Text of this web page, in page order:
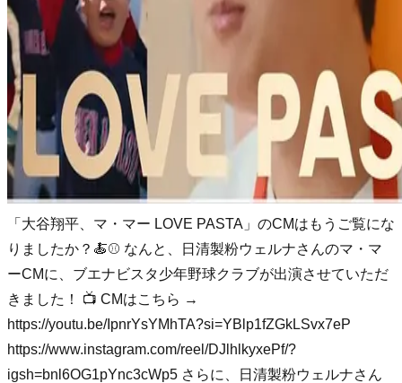
「大谷翔平、マ・マー LOVE PASTA」のCMはもうご覧にな
りましたか？🍝⚾️ なんと、日清製粉ウェルナさんのマ・マ
ーCMに、ブエナビスタ少年野球クラブが出演させていただ
きました！ 📺 CMはこちら →
https://youtu.be/IpnrYsYMhTA?si=YBlp1fZGkLSvx7eP
https://www.instagram.com/reel/DJlhlkyxePf/?
igsh=bnl6OG1pYnc3cWp5 さらに、日清製粉ウェルナさん